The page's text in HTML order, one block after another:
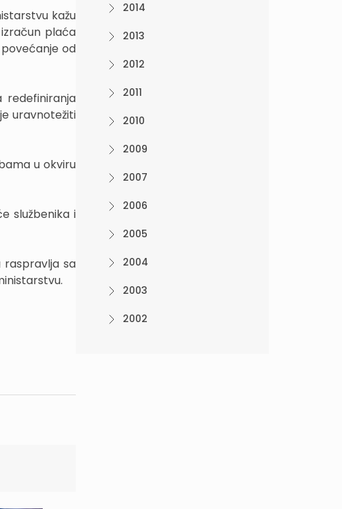
kažu
plaća
od
redefiniranja
uravnotežiti
u okviru
službenika i
raspravlja sa
2014
2013
2012
2011
2010
2009
2007
2006
2005
2004
2003
2002